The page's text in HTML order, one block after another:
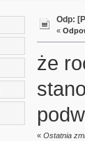
Odp:
«
że
« Ostatnia